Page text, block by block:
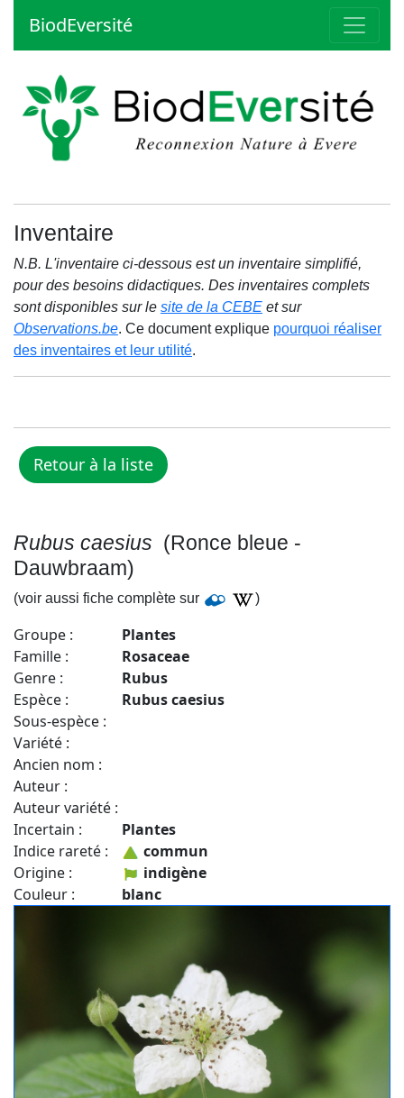
BiodEversité
Inventaire
N.B. L'inventaire ci-dessous est un inventaire simplifié,
pour des besoins didactiques. Des inventaires complets
sont disponibles sur le site de la CEBE et sur
Observations.be. Ce document explique pourquoi réaliser
des inventaires et leur utilité.
Rubus caesius (Ronce bleue -
Dauwbraam)
(voir aussi fiche complète sur )
Groupe :
Plantes
Famille :
Rosaceae
Genre :
Rubus
Espèce :
Rubus caesius
Sous-espèce :
Variété :
Ancien nom :
Auteur :
Auteur variété :
Incertain :
Plantes
Indice rareté :
commun
Origine :
indigène
Couleur :
blanc